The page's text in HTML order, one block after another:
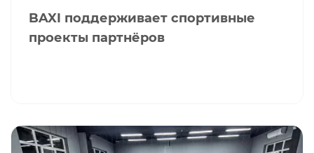
BAXI поддерживает спортивные
проекты партнёров